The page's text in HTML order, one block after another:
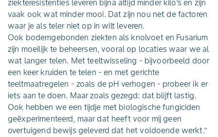
ziekteresistenties leveren bijna altijd minder kilo’s en zijn
vaak ook wat minder mooi. Dat zijn nou net de factoren
waar je als teler niet op in wilt leveren.
Ook bodemgebonden ziekten als knolvoet en Fusarium
zijn moeilijk te beheersen, vooral op locaties waar we al
wat langer telen. Met teeltwisseling - bijvoorbeeld door
een keer kruiden te telen - en met gerichte
teeltmaatregelen - zoals de pH verhogen - probeer ik er
iets aan te doen. Maar zoals gezegd: dat blijft lastig.
Ook hebben we een tijdje met biologische fungiciden
geëxperimenteerd, maar dat heeft voor mij geen
overtuigend bewijs geleverd dat het voldoende werkt.’’